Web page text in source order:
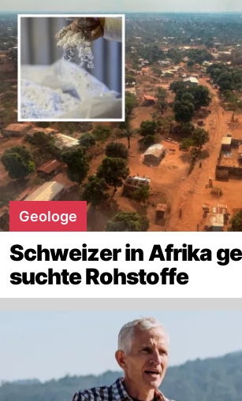
Geologe
Schweizer in Afrika
suchte Rohstoffe